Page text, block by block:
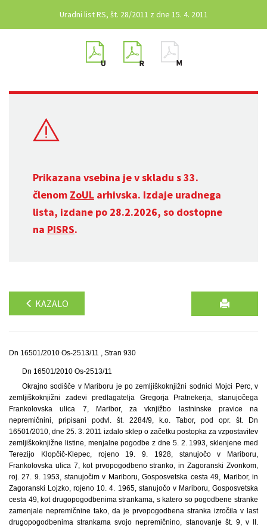
Uradni list RS, št. 28/2011 z dne 15. 4. 2011
Prikazana vsebina je v skladu s 33.
členom ZoUL arhivska. Izdaje uradnega
lista, izdane po 28.2.2026, so dostopne
na PISRS.
KAZALO
Dn 16501/2010 Os-2513/11 , Stran 930
Dn 16501/2010 Os-2513/11
Okrajno sodišče v Mariboru je po zemljiškoknjižni sodnici Mojci Perc, v
zemljiškoknjižni zadevi predlagatelja Gregorja Pratnekerja, stanujočega
Frankolovska ulica 7, Maribor, za vknjižbo lastninske pravice na
nepremičnini, pripisani podvl. št. 2284/9, k.o. Tabor, pod opr. št. Dn
16501/2010, dne 25. 3. 2011 izdalo sklep o začetku postopka za vzpostavitev
zemljiškoknjižne listine, menjalne pogodbe z dne 5. 2. 1993, sklenjene med
Terezijo Klopčič-Klepec, rojeno 19. 9. 1928, stanujočo v Mariboru,
Frankolovska ulica 7, kot prvopogodbeno stranko, in Zagoranski Zvonkom,
roj. 27. 9. 1953, stanujočim v Mariboru, Gosposvetska cesta 49, Maribor, in
Zagoranski Lojzko, rojeno 10. 4. 1965, stanujočo v Mariboru, Gosposvetska
cesta 49, kot drugopogodbenima strankama, s katero so pogodbene stranke
zamenjale nepremičnine tako, da je prvopogodbena stranka izročila v last
drugopogodbenima strankama svojo nepremičnino, stanovanje št. 9, v II.